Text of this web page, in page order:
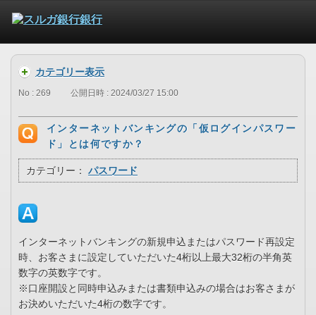
カテゴリー表示
No : 269 公開日時 : 2024/03/27 15:00
インターネットバンキングの「仮ログインパスワー
ド」とは何ですか？
カテゴリー： パスワード
インターネットバンキングの新規申込またはパスワード再設定
時、お客さまに設定していただいた4桁以上最大32桁の半角英
数字の英数字です。
※口座開設と同時申込みまたは書類申込みの場合はお客さまが
お決めいただいた4桁の数字です。